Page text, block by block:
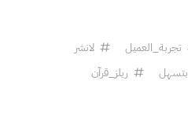
تجربة_العميل
لانشر
بتسهل ريلز_قرآن